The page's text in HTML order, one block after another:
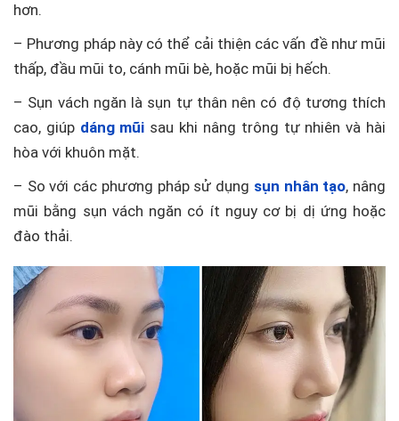
hơn.
– Phương pháp này có thể cải thiện các vấn đề như mũi
thấp, đầu mũi to, cánh mũi bè, hoặc mũi bị hếch.
– Sụn vách ngăn là sụn tự thân nên có độ tương thích
cao, giúp dáng mũi sau khi nâng trông tự nhiên và hài
hòa với khuôn mặt.
– So với các phương pháp sử dụng sụn nhân tạo, nâng
mũi bằng sụn vách ngăn có ít nguy cơ bị dị ứng hoặc
đào thải.